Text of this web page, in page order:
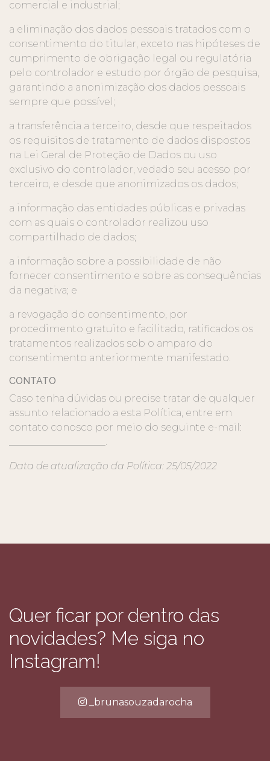
comercial e industrial;
a eliminação dos dados pessoais tratados com o
consentimento do titular, exceto nas hipóteses de
cumprimento de obrigação legal ou regulatória
pelo controlador e estudo por órgão de pesquisa,
garantindo a anonimização dos dados pessoais
sempre que possível;
a transferência a terceiro, desde que respeitados
os requisitos de tratamento de dados dispostos
na Lei Geral de Proteção de Dados ou uso
exclusivo do controlador, vedado seu acesso por
terceiro, e desde que anonimizados os dados;
a informação das entidades públicas e privadas
com as quais o controlador realizou uso
compartilhado de dados;
a informação sobre a possibilidade de não
fornecer consentimento e sobre as consequências
da negativa; e
a revogação do consentimento, por
procedimento gratuito e facilitado, ratificados os
tratamentos realizados sob o amparo do
consentimento anteriormente manifestado.
CONTATO
Caso tenha dúvidas ou precise tratar de qualquer
assunto relacionado a esta Política, entre em
contato conosco por meio do seguinte e-mail:
Data de atualização da Política: 25/05/2022
Quer ficar por dentro das
novidades? Me siga no
Instagram!
_brunasouzadarocha